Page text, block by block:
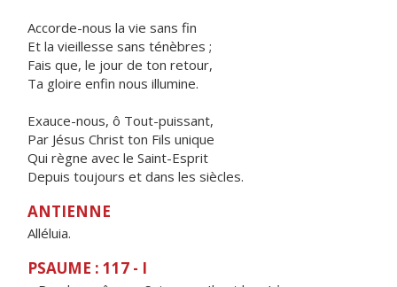
Accorde-nous la vie sans fin
Et la vieillesse sans ténèbres ;
Fais que, le jour de ton retour,
Ta gloire enfin nous illumine.
Exauce-nous, ô Tout-puissant,
Par Jésus Christ ton Fils unique
Qui règne avec le Saint-Esprit
Depuis toujours et dans les siècles.
ANTIENNE
Alléluia.
PSAUME : 117 - I